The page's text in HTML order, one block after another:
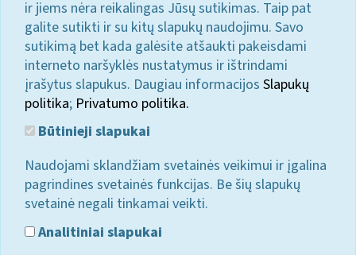
ir jiems nėra reikalingas Jūsų sutikimas. Taip pat
galite sutikti ir su kitų slapukų naudojimu. Savo
sutikimą bet kada galėsite atšaukti pakeisdami
interneto naršyklės nustatymus ir ištrindami
įrašytus slapukus. Daugiau informacijos Slapukų
politika; Privatumo politika.
Būtinieji slapukai
Naudojami sklandžiam svetainės veikimui ir įgalina
pagrindines svetainės funkcijas. Be šių slapukų
svetainė negali tinkamai veikti.
Analitiniai slapukai